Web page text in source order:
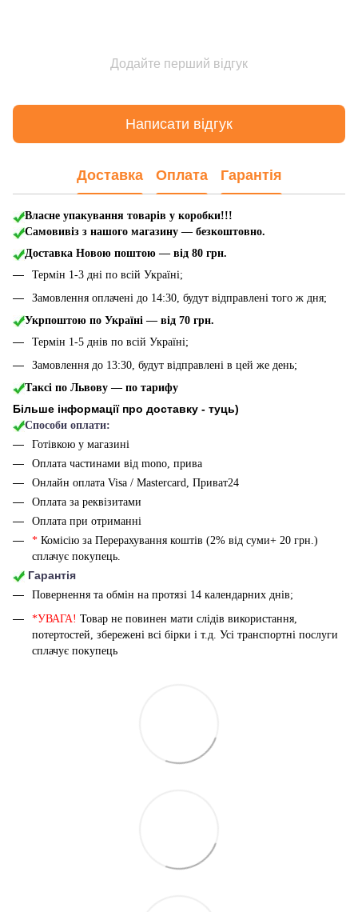
Додайте перший відгук
Написати відгук
Доставка Оплата Гарантія
Власне упакування товарів у коробки!!!
Самовивіз з нашого магазину — безкоштовно.
Доставка Новою поштою — від 80 грн.
Термін 1-3 дні по всій Україні;
Замовлення оплачені до 14:30, будут відправлені того ж дня;
Укрпоштою по Україні — від 70 грн.
Термін 1-5 днів по всій Україні;
Замовлення до 13:30, будут відправлені в цей же день;
Таксі по Львову — по тарифу
Більше інформації про доставку - туць)
Способи оплати:
Готівкою у магазині
Оплата частинами від mono, прива
Онлайн оплата Visa / Mastercard, Приват24
Оплата за реквізитами
Оплата при отриманні
* Комісію за Перерахування коштів (2% від суми+ 20 грн.)
сплачує покупець.
Гарантія
Повернення та обмін на протязі 14 календарних днів;
*УВАГА! Товар не повинен мати слідів використання,
потертостей, збережені всі бірки і т.д. Усі транспортні послуги
сплачує покупець